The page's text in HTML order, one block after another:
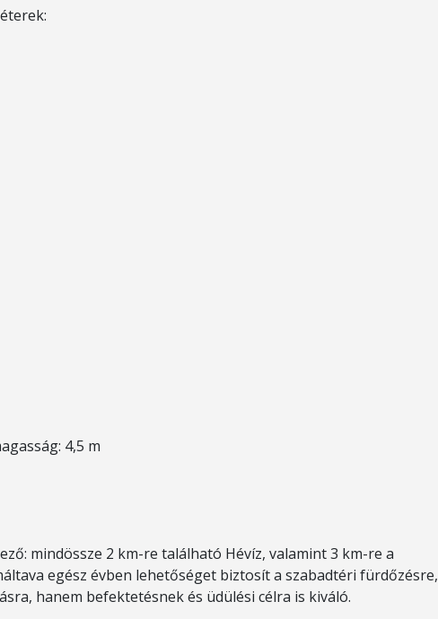
4,5 m
mindössze 2 km-re található Hévíz, valamint 3 km-re a
egész évben lehetőséget biztosít a szabadtéri fürdőzésre,
hanem befektetésnek és üdülési célra is kiváló.